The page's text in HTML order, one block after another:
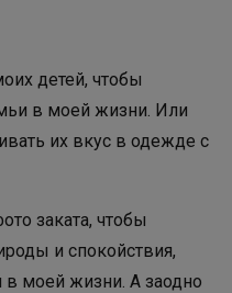
детей, чтобы
в моей жизни. Или
их вкус в одежде с
заката, чтобы
и спокойствия,
в моей жизни. А заодно